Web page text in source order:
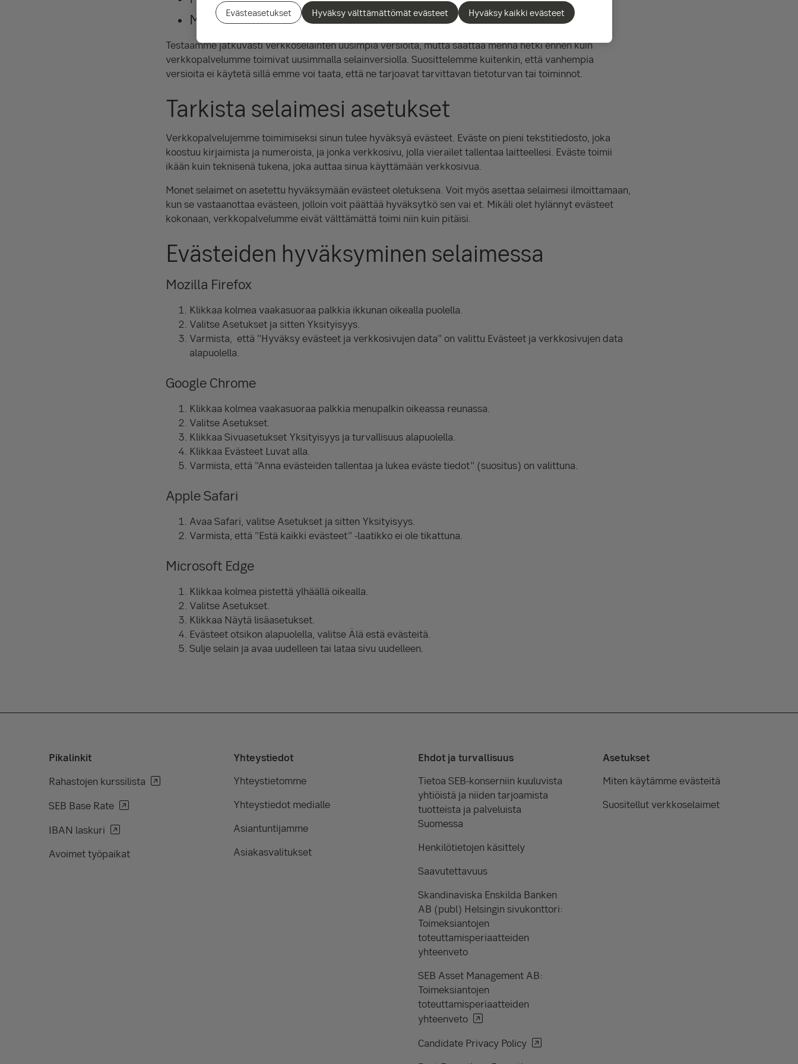
Microsoft Edge
Testaamme jatkuvasti verkkoselainten uusimpia versioita, mutta saattaa mennä hetki ennen kuin
verkkopalvelumme toimivat uusimmalla selainversiolla. Suosittelemme kuitenkin, että vanhempia
versioita ei käytetä sillä emme voi taata, että ne tarjoavat tarvittavan tietoturvan tai toiminnot.
Tarkista selaimesi asetukset
Verkkopalvelujemme toimimiseksi sinun tulee hyväksyä evästeet. Eväste on pieni tekstitiedosto, joka
koostuu kirjaimista ja numeroista, ja jonka verkkosivu, jolla vierailet tallentaa laitteellesi. Eväste toimii
ikään kuin teknisenä tukena, joka auttaa sinua käyttämään verkkosivua.
Monet selaimet on asetettu hyväksymään evästeet oletuksena. Voit myös asettaa selaimesi ilmoittamaan,
kun se vastaanottaa evästeen, jolloin voit päättää hyväksytkö sen vai et. Mikäli olet hylännyt evästeet
kokonaan, verkkopalvelumme eivät välttämättä toimi niin kuin pitäisi.
Evästeiden hyväksyminen selaimessa
Mozilla Firefox
Klikkaa kolmea vaakasuoraa palkkia ikkunan oikealla puolella.
Valitse Asetukset ja sitten Yksityisyys.
Varmista, että "Hyväksy evästeet ja verkkosivujen data" on valittu Evästeet ja verkkosivujen data
alapuolella.
Google Chrome
Klikkaa kolmea vaakasuoraa palkkia menupalkin oikeassa reunassa.
Valitse Asetukset.
Klikkaa Sivuasetukset Yksityisyys ja turvallisuus alapuolella.
Klikkaa Evästeet Luvat alla.
Varmista, että "Anna evästeiden tallentaa ja lukea eväste tiedot" (suositus) on valittuna.
Apple Safari
Avaa Safari, valitse Asetukset ja sitten Yksityisyys.
Varmista, että "Estä kaikki evästeet" -laatikko ei ole tikattuna.
Microsoft Edge
Klikkaa kolmea pistettä ylhäällä oikealla.
Valitse Asetukset.
Klikkaa Näytä lisäasetukset.
Evästeet otsikon alapuolella, valitse Älä estä evästeitä.
Sulje selain ja avaa uudelleen tai lataa sivu uudelleen.
Pikalinkit
Rahastojen kurssilista
SEB Base Rate
IBAN laskuri
Avoimet työpaikat
Yhteystiedot
Yhteystietomme
Yhteystiedot medialle
Asiantuntijamme
Asiakasvalitukset
Ehdot ja turvallisuus
Tietoa SEB-konserniin kuuluvista
yhtiöistä ja niiden tarjoamista
tuotteista ja palveluista
Suomessa
Henkilötietojen käsittely
Saavutettavuus
Skandinaviska Enskilda Banken
AB (publ) Helsingin sivukonttori:
Toimeksiantojen
toteuttamisperiaatteiden
yhteenveto
SEB Asset Management AB:
Toimeksiantojen
toteuttamisperiaatteiden
yhteenveto
Candidate Privacy Policy
Asetukset
Miten käytämme evästeitä
Suositellut verkkoselaimet
Evästeasetukset Hyväksy välttämättömät evästeet Hyväksy kaikki evästeet